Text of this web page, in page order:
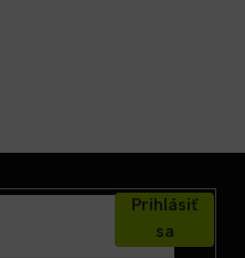
Prihlásiť
sa